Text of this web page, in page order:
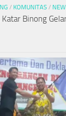
/ KOMUNITAS /
Binong